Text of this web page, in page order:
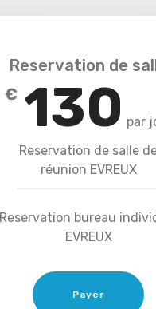
Reservation de
€ 130 par
Reservation de salle
réunion EVREUX
Reservation bureau
EVREUX
Payer